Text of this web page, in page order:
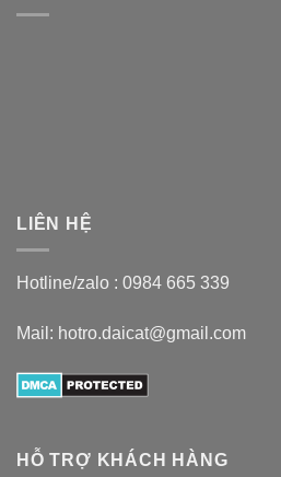
LIÊN HỆ
Hotline/zalo : 0984 665 339
Mail: hotro.daicat@gmail.com
HỖ TRỢ KHÁCH HÀNG